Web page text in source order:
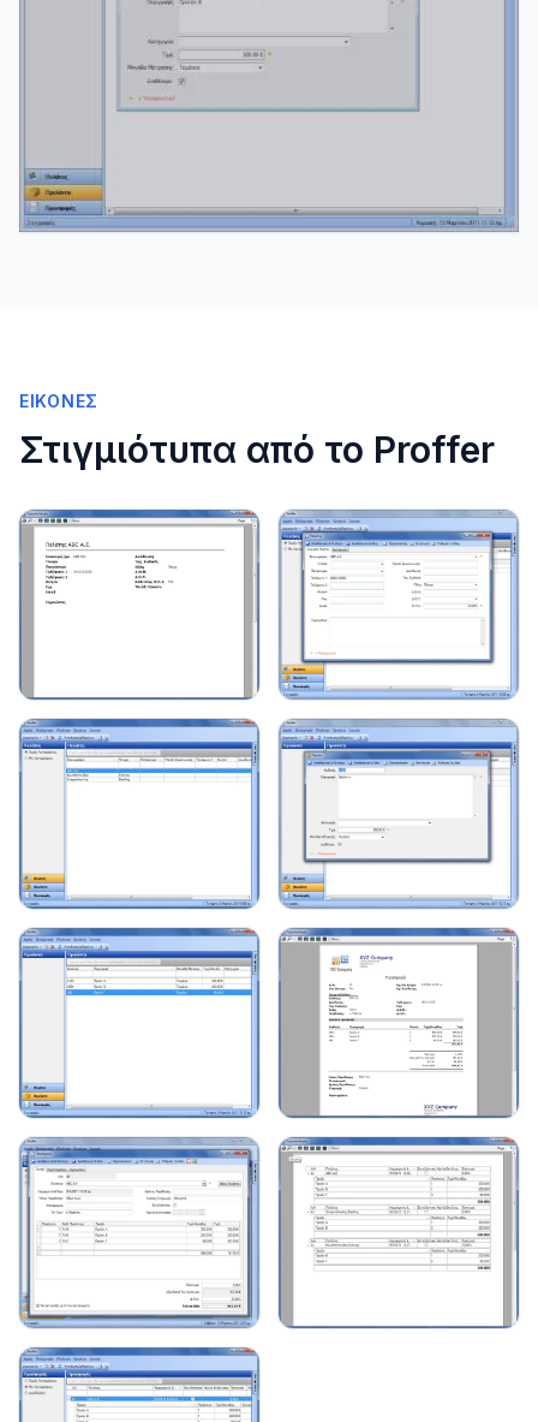
ΕΙΚΌΝΕΣ
Στιγμιότυπα από το Proffer